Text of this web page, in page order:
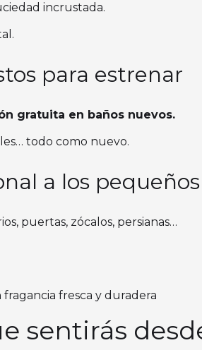
incrustada.
para estrenar
gratuita en baños nuevos.
todo como nuevo.
a los
puertas, zócalos, persianas…
fresca y duradera
sentirás